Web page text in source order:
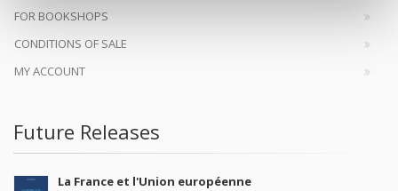
FOR BOOKSHOPS
CONDITIONS OF SALE
MY ACCOUNT
Future Releases
La France et l'Union européenne